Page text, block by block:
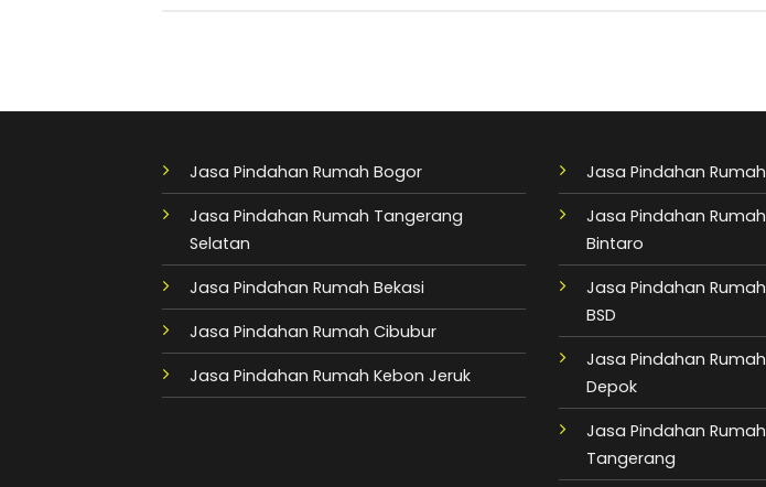
Jasa Pindahan Rumah Bogor
Jasa Pindahan Rumah Tangerang
Selatan
Jasa Pindahan Rumah Bekasi
Jasa Pindahan Rumah Cibubur
Jasa Pindahan Rumah Kebon Jeruk
Jasa Pindahan Rumah
Jasa Pindahan Rumah
Bintaro
Jasa Pindahan Rumah
BSD
Jasa Pindahan Rumah
Depok
Jasa Pindahan Rumah
Tangerang